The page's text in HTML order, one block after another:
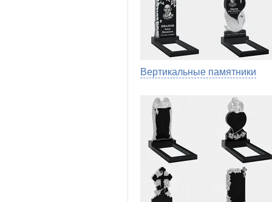
Вертикальные памятники